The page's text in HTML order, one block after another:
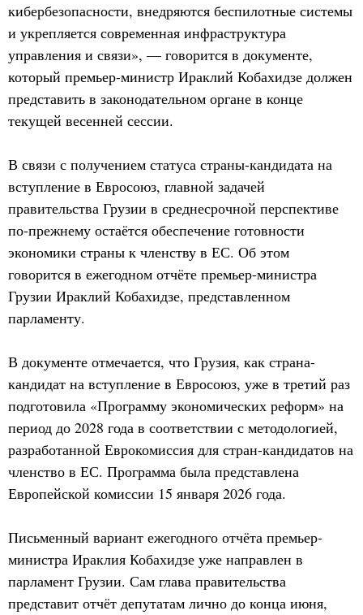
кибербезопасности, внедряются беспилотные системы
и укрепляется современная инфраструктура
управления и связи», — говорится в документе,
который премьер-министр Ираклий Кобахидзе должен
представить в законодательном органе в конце
текущей весенней сессии.
В связи с получением статуса страны-кандидата на
вступление в Евросоюз, главной задачей
правительства Грузии в среднесрочной перспективе
по-прежнему остаётся обеспечение готовности
экономики страны к членству в ЕС. Об этом
говорится в ежегодном отчёте премьер-министра
Грузии Ираклий Кобахидзе, представленном
парламенту.
В документе отмечается, что Грузия, как страна-
кандидат на вступление в Евросоюз, уже в третий раз
подготовила «Программу экономических реформ» на
период до 2028 года в соответствии с методологией,
разработанной Еврокомиссия для стран-кандидатов на
членство в ЕС. Программа была представлена
Европейской комиссии 15 января 2026 года.
Письменный вариант ежегодного отчёта премьер-
министра Ираклия Кобахидзе уже направлен в
парламент Грузии. Сам глава правительства
представит отчёт депутатам лично до конца июня,